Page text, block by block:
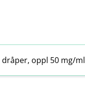
dråper, oppl 50 mg/ml